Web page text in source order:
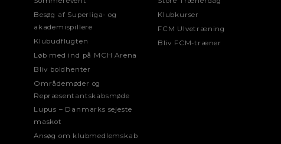
Besøg af Superliga- og
akademispillere
Klubudflugten
Løb med ind på MCH Arena
Bliv boldhenter
Områdemøder og
Repræsentantskabsmøde
Lupus – Danmarks sejeste
maskot
Ansøg om klubmedlemskab
Klubkurser
FCM Ulvetræning
Bliv FCM-træner